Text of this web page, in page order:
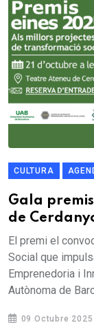
CULTURA
Gala
de
El premi el
Social que
Emprenedoria i
Autònoma de
09 Octubre 2025